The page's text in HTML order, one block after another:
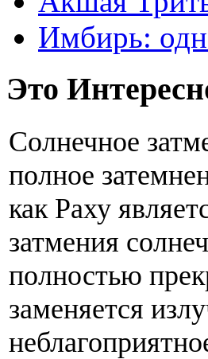
Имбирь:
Это
Солнечное
полное
как Раху
затмения
полностью
заменяется